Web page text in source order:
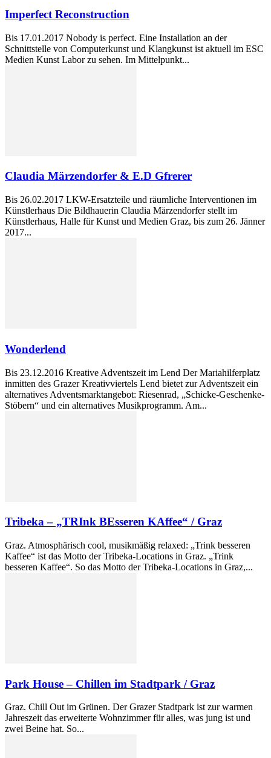
Imperfect Reconstruction
Bis 17.01.2017 Nobody is perfect. Eine Installation an der
Schnittstelle von Computerkunst und Klangkunst ist aktuell im ESC
Medien Kunst Labor zu sehen. Im Mittelpunkt...
Claudia Märzendorfer & E.D Gfrerer
Bis 26.02.2017 LKW-Ersatzteile und räumliche Interventionen im
Künstlerhaus Die Bildhauerin Claudia Märzendorfer stellt im
Künstlerhaus, Halle für Kunst und Medien Graz, bis zum 26. Jänner
2017...
Wonderlend
Bis 23.12.2016 Kreative Adventszeit im Lend Der Mariahilferplatz
inmitten des Grazer Kreativviertels Lend bietet zur Adventszeit ein
alternatives Adventsmarktangebot: Riesenrad, „Schicke-Geschenke-
Stöbern“ und ein alternatives Musikprogramm. Am...
Tribeka – „TRInk BEsseren KAffee“ / Graz
Graz. Atmosphärisch cool, musikmäßig relaxed: „Trink besseren
Kaffee“ ist das Motto der Tribeka-Locations in Graz. „Trink
besseren Kaffee“. So das Motto der Tribeka-Locations in Graz,...
Park House – Chillen im Stadtpark / Graz
Graz. Chill Out im Grünen. Der Grazer Stadtpark ist zur warmen
Jahreszeit das erweiterte Wohnzimmer für alles, was jung ist und
zwei Beine hat. So...